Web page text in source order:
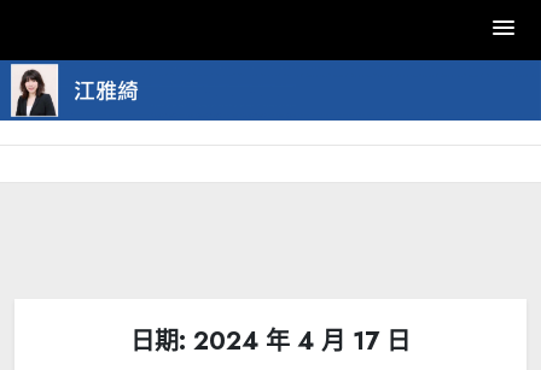
Skip
to
content
日期: 2024 年 4 月 17 日